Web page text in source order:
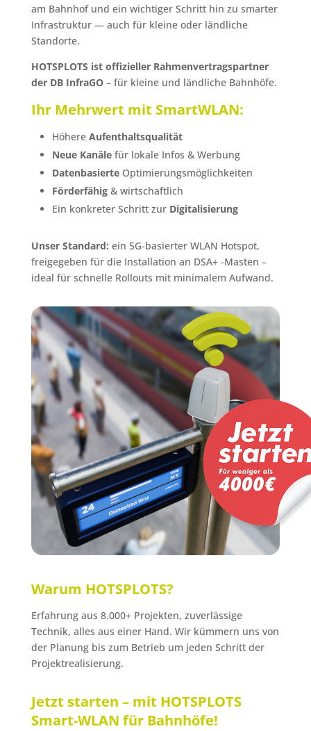
am Bahnhof und ein wichtiger Schritt hin zu smarter
Infrastruktur — auch für kleine oder ländliche
Standorte.
HOTSPLOTS ist offizieller Rahmenvertragspartner
der DB InfraGO– für kleine und ländliche Bahnhöfe.
Ihr Mehrwert mit SmartWLAN:
Höhere Aufenthaltsqualität
Neue Kanälefür lokale Infos & Werbung
DatenbasierteOptimierungsmöglichkeiten
Förderfähig& wirtschaftlich
Ein konkreter Schritt zur Digitalisierung
Unser Standard: ein 5G-basierter WLAN Hotspot,
freigegeben für die Installation an DSA+ -Masten –
ideal für schnelle Rollouts mit minimalem Aufwand.
Warum HOTSPLOTS?
Erfahrung aus 8.000+ Projekten, zuverlässige
Technik, alles aus einer Hand. Wir kümmern uns von
der Planung bis zum Betrieb um jeden Schritt der
Projektrealisierung.
Jetzt starten – mit HOTSPLOTS
Smart-WLAN für Bahnhöfe!